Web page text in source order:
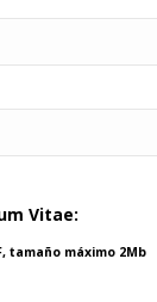
Vitae:
tamaño máximo 2Mb